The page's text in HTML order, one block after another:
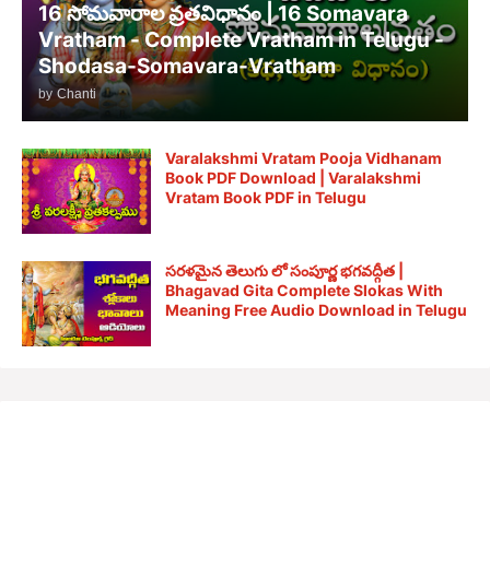
16 సోమవారాల వ్రతవిధానం | 16 Somavara
Vratham - Complete Vratham in Telugu -
Shodasa-Somavara-Vratham
by Chanti
Varalakshmi Vratam Pooja Vidhanam
Book PDF Download | Varalakshmi
Vratam Book PDF in Telugu
సరళమైన తెలుగు లో సంపూర్ణ భగవద్గీత |
Bhagavad Gita Complete Slokas With
Meaning Free Audio Download in Telugu